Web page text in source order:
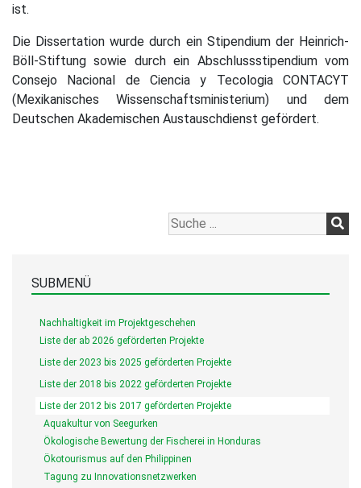
ist.
Die Dissertation wurde durch ein Stipendium der Heinrich-
Böll-Stiftung sowie durch ein Abschlussstipendium vom
Consejo Nacional de Ciencia y Tecologia CONTACYT
(Mexikanisches Wissenschaftsministerium) und dem
Deutschen Akademischen Austauschdienst gefördert.
SUBMENÜ
Nachhaltigkeit im Projektgeschehen
Liste der ab 2026 geförderten Projekte
Liste der 2023 bis 2025 geförderten Projekte
Liste der 2018 bis 2022 geförderten Projekte
Liste der 2012 bis 2017 geförderten Projekte
Aquakultur von Seegurken
Ökologische Bewertung der Fischerei in Honduras
Ökotourismus auf den Philippinen
Tagung zu Innovationsnetzwerken